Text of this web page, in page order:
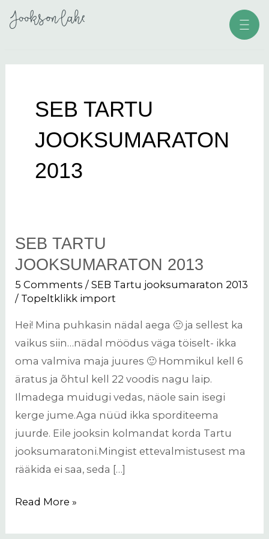
Skip
to
SEB TARTU
JOOKSUMARATON
2013
SEB TARTU
JOOKSUMARATON 2013
5 Comments /SEB Tartu jooksumaraton 2013
/ Topeltklikk import
Hei! Mina puhkasin nädal aega 🙂 ja sellest ka
vaikus siin…nädal möödus väga töiselt- ikka
oma valmiva maja juures 🙂 Hommikul kell 6
äratus ja õhtul kell 22 voodis nagu laip.
Ilmadega muidugi vedas, näole sain isegi
kerge jume.Aga nüüd ikka sporditeema
juurde. Eile jooksin kolmandat korda Tartu
jooksumaratoni.Mingist ettevalmistusest ma
rääkida ei saa, seda […]
SEB
Tartu
jooksumaraton
2013
Read More »